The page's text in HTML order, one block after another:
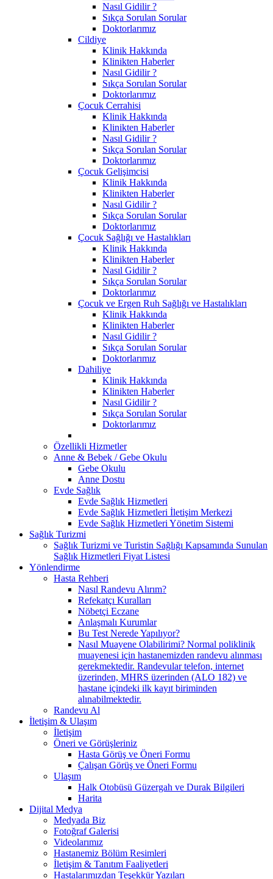
Nasıl Gidilir ?
Sıkça Sorulan Sorular
Doktorlarımız
Cildiye
Klinik Hakkında
Klinikten Haberler
Nasıl Gidilir ?
Sıkça Sorulan Sorular
Doktorlarımız
Çocuk Cerrahisi
Klinik Hakkında
Klinikten Haberler
Nasıl Gidilir ?
Sıkça Sorulan Sorular
Doktorlarımız
Çocuk Gelişimcisi
Klinik Hakkında
Klinikten Haberler
Nasıl Gidilir ?
Sıkça Sorulan Sorular
Doktorlarımız
Çocuk Sağlığı ve Hastalıkları
Klinik Hakkında
Klinikten Haberler
Nasıl Gidilir ?
Sıkça Sorulan Sorular
Doktorlarımız
Çocuk ve Ergen Ruh Sağlığı ve Hastalıkları
Klinik Hakkında
Klinikten Haberler
Nasıl Gidilir ?
Sıkça Sorulan Sorular
Doktorlarımız
Dahiliye
Klinik Hakkında
Klinikten Haberler
Nasıl Gidilir ?
Sıkça Sorulan Sorular
Doktorlarımız
Özellikli Hizmetler
Anne & Bebek / Gebe Okulu
Gebe Okulu
Anne Dostu
Evde Sağlık
Evde Sağlık Hizmetleri
Evde Sağlık Hizmetleri İletişim Merkezi
Evde Sağlık Hizmetleri Yönetim Sistemi
Sağlık Turizmi
Sağlık Turizmi ve Turistin Sağlığı Kapsamında Sunulan
Sağlık Hizmetleri Fiyat Listesi
Yönlendirme
Hasta Rehberi
Nasıl Randevu Alırım?
Refekatçı Kuralları
Nöbetçi Eczane
Anlaşmalı Kurumlar
Bu Test Nerede Yapılıyor?
Nasıl Muayene Olabilirimi? Normal poliklinik
muayenesi için hastanemizden randevu alınması
gerekmektedir. Randevular telefon, internet
üzerinden, MHRS üzerinden (ALO 182) ve
hastane içindeki ilk kayıt biriminden
alınabilmektedir.
Randevu Al
İletişim & Ulaşım
İletişim
Öneri ve Görüşleriniz
Hasta Görüş ve Öneri Formu
Çalışan Görüş ve Öneri Formu
Ulaşım
Halk Otobüsü Güzergah ve Durak Bilgileri
Harita
Dijital Medya
Medyada Biz
Fotoğraf Galerisi
Videolarımız
Hastanemiz Bölüm Resimleri
İletişim & Tanıtım Faaliyetleri
Hastalarımızdan Teşekkür Yazıları